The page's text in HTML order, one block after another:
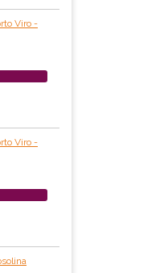
Viro -
Viro -